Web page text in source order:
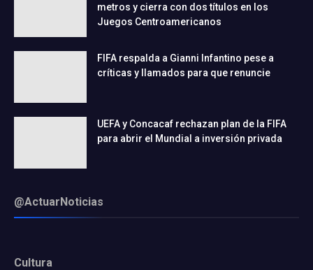
metros y cierra con dos títulos en los
Juegos Centroamericanos
FIFA respalda a Gianni Infantino pese a
críticas y llamados para que renuncie
UEFA y Concacaf rechazan plan de la FIFA
para abrir el Mundial a inversión privada
@ActuarNoticias
Cultura